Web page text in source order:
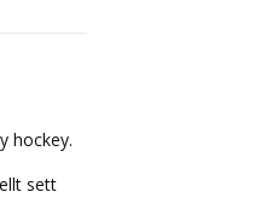
hockey.
sett